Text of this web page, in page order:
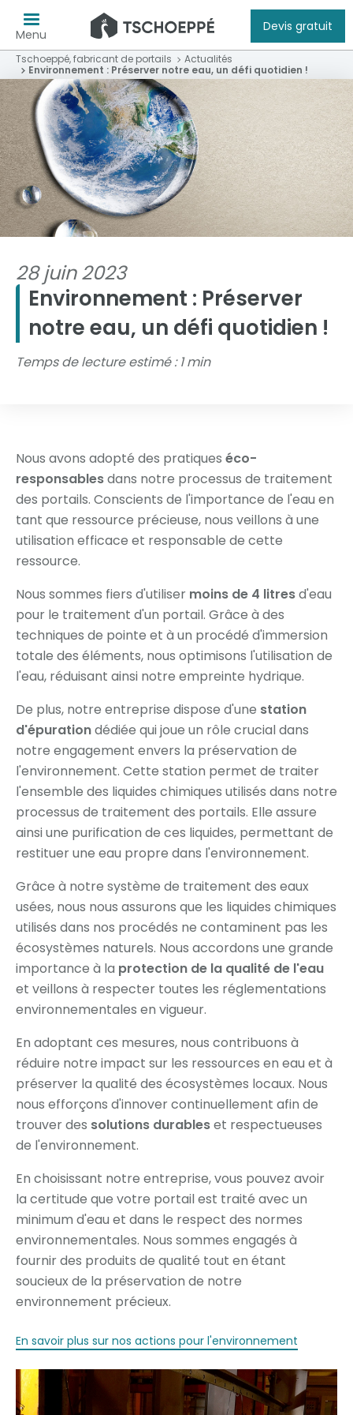
Menu
Devis gratuit
Tschoeppé, fabricant de portails
Actualités
Environnement : Préserver notre eau, un défi quotidien !
28 juin 2023
Environnement : Préserver
notre eau, un défi quotidien !
Temps de lecture estimé : 1 min
Nous avons adopté des pratiques éco-
responsablesdans notre processus de traitement
des portails. Conscients de l'importance de l'eau en
tant que ressource précieuse, nous veillons à une
utilisation efficace et responsable de cette
ressource.
Nous sommes fiers d'utiliser moins de 4 litresd'eau
pour le traitement d'un portail. Grâce à des
techniques de pointe et à un procédé d'immersion
totale des éléments, nous optimisons l'utilisation de
l'eau, réduisant ainsi notre empreinte hydrique.
De plus, notre entreprise dispose d'une station
d'épurationdédiée qui joue un rôle crucial dans
notre engagement envers la préservation de
l'environnement. Cette station permet de traiter
l'ensemble des liquides chimiques utilisés dans notre
processus de traitement des portails. Elle assure
ainsi une purification de ces liquides, permettant de
restituer une eau propre dans l'environnement.
Grâce à notre système de traitement des eaux
usées, nous nous assurons que les liquides chimiques
utilisés dans nos procédés ne contaminent pas les
écosystèmes naturels. Nous accordons une grande
importance à la protection de la qualité de l'eau
et veillons à respecter toutes les réglementations
environnementales en vigueur.
En adoptant ces mesures, nous contribuons à
réduire notre impact sur les ressources en eau et à
préserver la qualité des écosystèmes locaux. Nous
nous efforçons d'innover continuellement afin de
trouver des solutions durableset respectueuses
de l'environnement.
En choisissant notre entreprise, vous pouvez avoir
la certitude que votre portail est traité avec un
minimum d'eau et dans le respect des normes
environnementales. Nous sommes engagés à
fournir des produits de qualité tout en étant
soucieux de la préservation de notre
environnement précieux.
En savoir plus sur nos actions pour l'environnement